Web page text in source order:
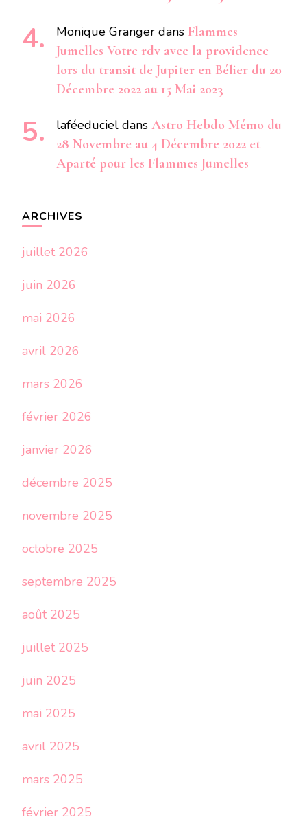
Monique Granger dans Flammes
Jumelles Votre rdv avec la providence
lors du transit de Jupiter en Bélier du 20
Décembre 2022 au 15 Mai 2023
laféeduciel dans Astro Hebdo Mémo du
28 Novembre au 4 Décembre 2022 et
Aparté pour les Flammes Jumelles
ARCHIVES
juillet 2026
juin 2026
mai 2026
avril 2026
mars 2026
février 2026
janvier 2026
décembre 2025
novembre 2025
octobre 2025
septembre 2025
août 2025
juillet 2025
juin 2025
mai 2025
avril 2025
mars 2025
février 2025